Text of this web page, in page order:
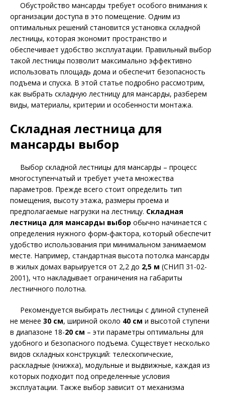
Обустройство мансарды требует особого внимания к
организации доступа в это помещение. Одним из
оптимальных решений становится установка складной
лестницы, которая экономит пространство и
обеспечивает удобство эксплуатации. Правильный выбор
такой лестницы позволит максимально эффективно
использовать площадь дома и обеспечит безопасность
подъема и спуска. В этой статье подробно рассмотрим,
как выбрать складную лестницу для мансарды, разберем
виды, материалы, критерии и особенности монтажа.
Складная лестница для
мансарды выбор
Выбор складной лестницы для мансарды – процесс
многоступенчатый и требует учета множества
параметров. Прежде всего стоит определить тип
помещения, высоту этажа, размеры проема и
предполагаемые нагрузки на лестницу. Складная
лестница для мансарды выбор обычно начинается с
определения нужного форм-фактора, который обеспечит
удобство использования при минимальном занимаемом
месте. Например, стандартная высота потолка мансарды
в жилых домах варьируется от 2,2 до 2,5 м (СНИП 31-02-
2001), что накладывает ограничения на габариты
лестничного полотна.
Рекомендуется выбирать лестницы с длиной ступеней
не менее 30 см, шириной около 40 см и высотой ступени
в диапазоне 18-20 см – эти параметры оптимальны для
удобного и безопасного подъема. Существует несколько
видов складных конструкций: телескопические,
раскладные (книжка), модульные и выдвижные, каждая из
которых подходит под определенные условия
эксплуатации. Также выбор зависит от механизма